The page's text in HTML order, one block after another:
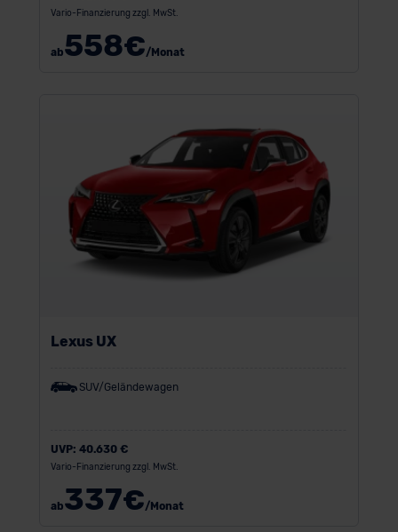
Vario-Finanzierung zzgl. MwSt.
ab558€/Monat
Lexus UX
SUV/Geländewagen
UVP: 40.630 €
Vario-Finanzierung zzgl. MwSt.
ab337€/Monat